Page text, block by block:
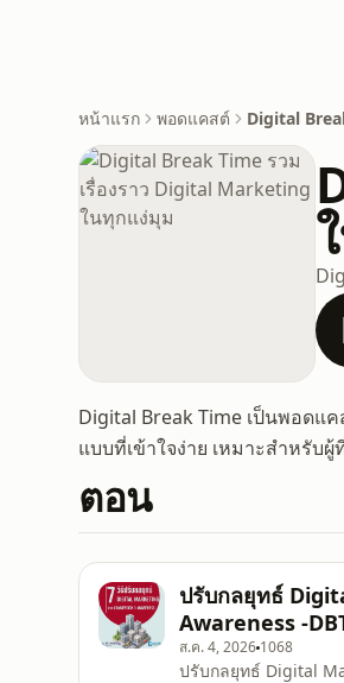
หน้าแรก พอดแคสต์ Digital
Digital Break Time เป็นพอดแ
แบบที่เข้าใจง่าย เหมาะสำหรับ
ตอน
ปรับกลยุทธ์
Awareness -
ส.ค. 4, 2026 1068
ปรับกลยุทธ์ Digital